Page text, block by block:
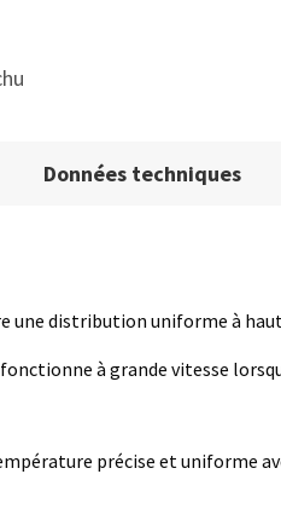
Données techniques
une distribution uniforme à
à grande vitesse
précise et uniforme